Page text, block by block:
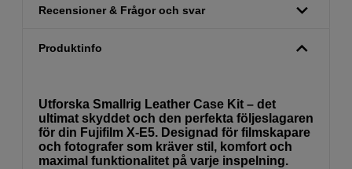
Recensioner & Frågor och svar
Produktinfo
Utforska Smallrig Leather Case Kit – det
ultimat skyddet och den perfekta följeslagaren
för din Fujifilm X-E5. Designad för filmskapare
och fotografer som kräver stil, komfort och
maximal funktionalitet på varje inspelning.